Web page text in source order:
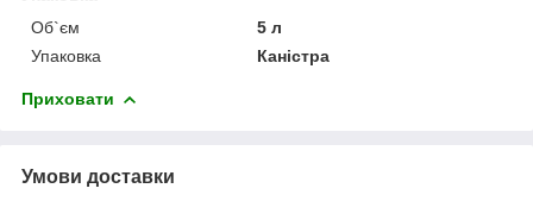
Об`єм
5 л
Упаковка
Каністра
Приховати
Умови доставки